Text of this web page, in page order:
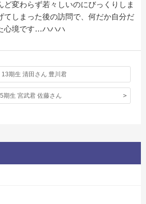
ど変わらず若々しいのにびっくりしま
てしまった後の訪問で、何だか自分だ
心境です…ハハハ
13期生 清田さん 豊川君
期生 宮武君 佐藤さん